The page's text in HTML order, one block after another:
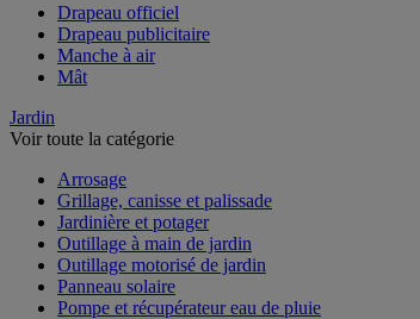
Drapeau officiel
Drapeau publicitaire
Manche à air
Mât
Jardin
Voir toute la catégorie
Arrosage
Grillage, canisse et palissade
Jardinière et potager
Outillage à main de jardin
Outillage motorisé de jardin
Panneau solaire
Pompe et récupérateur eau de pluie